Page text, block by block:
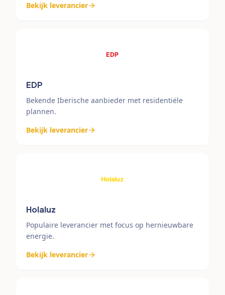
Bekijk leverancier
EDP
Bekende Iberische aanbieder met residentiële
plannen.
Bekijk leverancier
Holaluz
Populaire leverancier met focus op hernieuwbare
energie.
Bekijk leverancier